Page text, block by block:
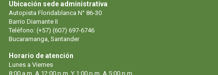
Ubicación sede administrativa
Autopista Floridablanca N° 86-30
Barrio Diamante II
Teléfono: (+57) (607) 697-6746
Bucaramanga, Santander
Horario de atención
Lunes a Viernes
8:00 a.m. A 12:00 p.m. Y 1:00 p.m. A 5:00 p.m.